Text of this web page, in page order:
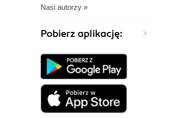
Nasi autorzy »
Pobierz aplikację: